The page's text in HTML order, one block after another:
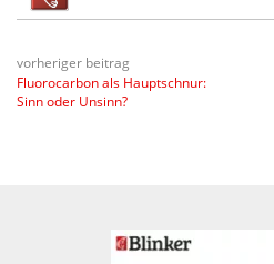
vorheriger beitrag
Fluorocarbon als Hauptschnur:
Sinn oder Unsinn?